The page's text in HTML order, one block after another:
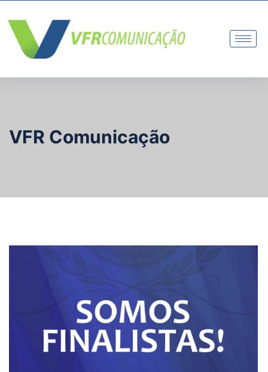
VFR Comunicação